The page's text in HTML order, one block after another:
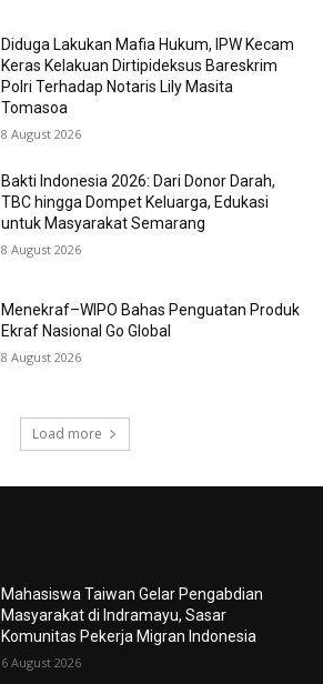
Diduga Lakukan Mafia Hukum, IPW Kecam
Keras Kelakuan Dirtipideksus Bareskrim
Polri Terhadap Notaris Lily Masita
Tomasoa
8 August 2026
Bakti Indonesia 2026: Dari Donor Darah,
TBC hingga Dompet Keluarga, Edukasi
untuk Masyarakat Semarang
8 August 2026
Menekraf–WIPO Bahas Penguatan Produk
Ekraf Nasional Go Global
8 August 2026
Load more
Mahasiswa Taiwan Gelar Pengabdian
Masyarakat di Indramayu, Sasar
Komunitas Pekerja Migran Indonesia
6 August 2026